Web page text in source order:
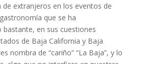
de extranjeros en los eventos de
que se ha
bastante, en sus cuestiones
de Baja California y Baja
nombra de “cariño” “La Baja”, y lo